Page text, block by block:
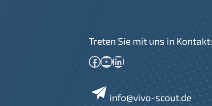
Treten Sie mit uns in Kontakt:
Facebook YouTube LinkedIn
info@vivo-scout.de